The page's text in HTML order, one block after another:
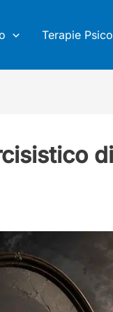
Terapie